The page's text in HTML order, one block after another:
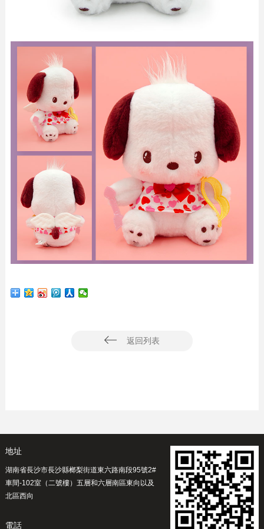
返回列表
地址
湖南省長沙市長沙縣榔梨街道東六路南段95號2#
車間-102室（二號樓）五層和六層南區東向以及
北區西向
電話